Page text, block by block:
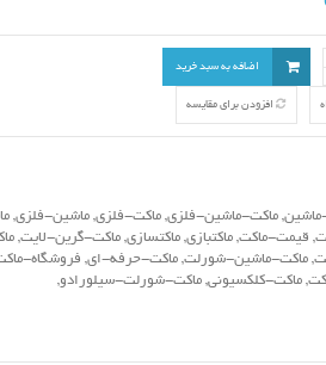
اضافه به سبد خرید
افزودن برای مقایسه
ماشین,ماکت-ماشین-فلزی,ماکت-فلزی,ماشین-فلزی,
, قیمت-ماکت,ماکتبازی,ماکتسازی,ماکت-گرین-لایت,
,ماکت-ماشین-شورلت,ماکت-حرفه-ای, فروشگاه-
,ماکت-کلکسیونی,ماکت-شورلت-سیلورادو,